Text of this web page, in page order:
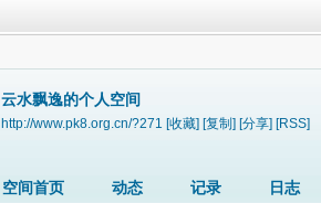
云水飘逸的个人空间
http://www.pk8.org.cn/?271 [收藏] [复制] [分享] [RSS]
空间首页 动态 记录 日志